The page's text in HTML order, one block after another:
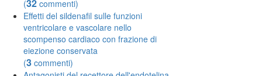
(32 commenti)
Effetti del sildenafil sulle funzioni
ventricolare e vascolare nello
scompenso cardiaco con frazione di
eiezione conservata
(3 commenti)